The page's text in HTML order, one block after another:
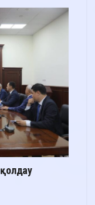
қолдау